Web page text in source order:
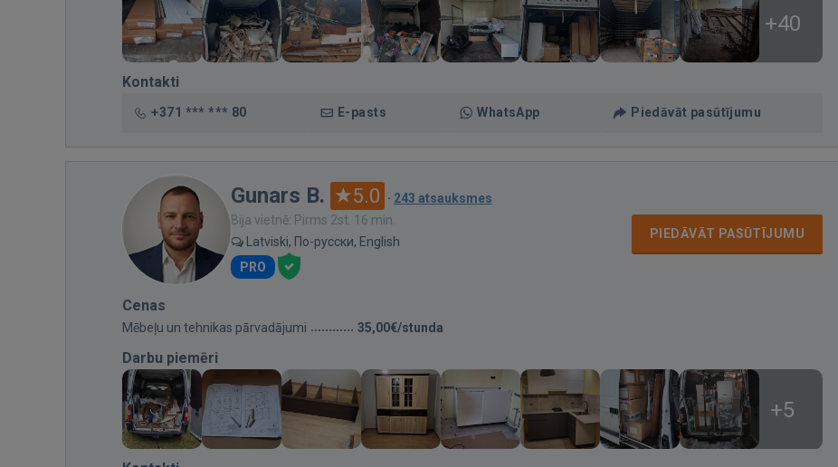
+40
Kontakti
+371 *** *** 80 E-pasts WhatsApp Piedāvāt pasūtījumu
Gunars B. 5.0 · 243 atsauksmes
Bija vietnē: Pirms 2st. 16 min.
Latviski, По-русски, English
PRO
PIEDĀVĀT PASŪTĪJUMU
Cenas
Mēbeļu un tehnikas pārvadājumi 35,00€/stunda
Darbu piemēri
+5